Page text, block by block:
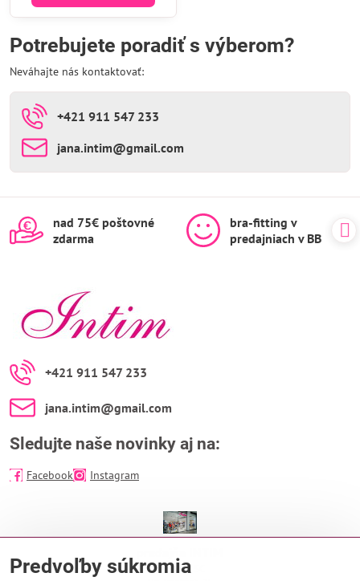
Potrebujete poradiť s výberom?
Neváhajte nás kontaktovať:
+421 911 547 233
jana​.intim​@gmail​.com
nad 75€ poštovné
zdarma
bra-fitting v
predajniach v BB
+421 911 547 233
jana​.intim​@gmail​.com
Sledujte naše novinky aj na:
Facebook Instagram
EUROPA SC
Predvoľby súkromia